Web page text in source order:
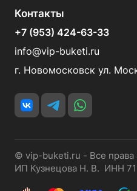
Контакты
+7 (953) 424-63-33
info@vip-buketi.ru
г. Новомосковск ул.
© vip-buketi.ru - Все
ИП Кузнецова Н. В. ИНН